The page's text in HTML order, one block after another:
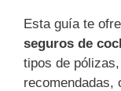
Esta guía te
seguros de
tipos de
recomendadas,